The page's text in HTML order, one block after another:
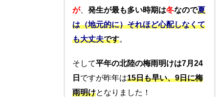
が、 発生が最も多い時期は冬なので夏
は（地元的に）それほど心配しなくて
も大丈夫です。
そして平年の北陸の梅雨明けは7月24
日 ですが昨年は15日も早い、9日に梅
雨明けとなりました！